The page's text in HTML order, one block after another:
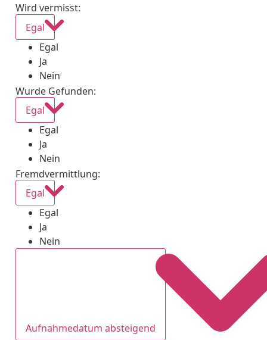
Wird vermisst:
Egal
Egal
Ja
Nein
Wurde Gefunden:
Egal
Egal
Ja
Nein
Fremdvermittlung:
Egal
Egal
Ja
Nein
Aufnahmedatum absteigend